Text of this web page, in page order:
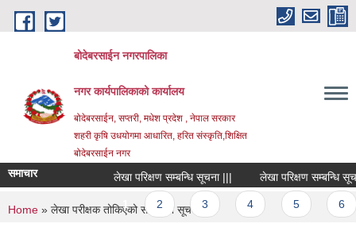
Skip to main content
बोदेबरसाईन नगरपालिका
नगर कार्यपालिकाको कार्यालय
बोदेबरसाईन, सप्तरी, मधेश प्रदेश , नेपाल सरकार
शहरी कृषि उधयोगमा आधारित, हरित संस्कृति,शिक्षित
बोदेबरसाईन नगर
समाचार लेखा परिक्षण सम्बन्धि सूचना ||| लेखा परिक्षण सम्बन्धि सूचना
Pages
1 2 3
You are here
Home » लेखा परीक्षक तोकिएको सम्बन्धमा सूचना |||